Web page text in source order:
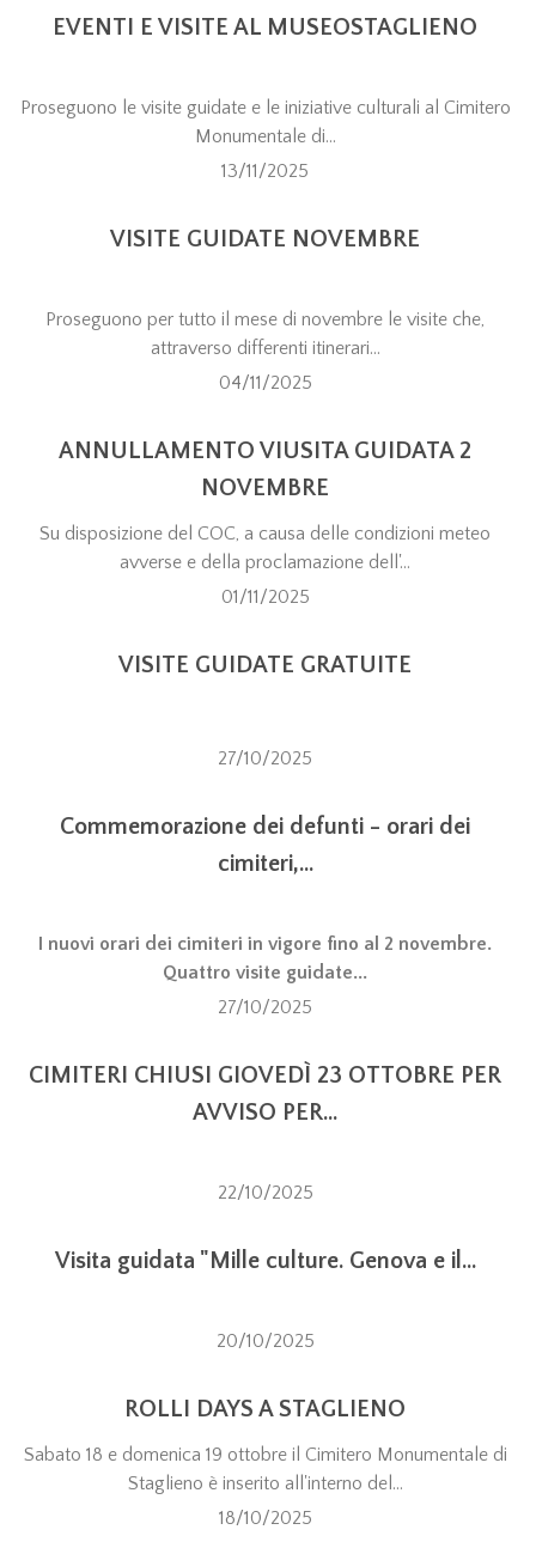
EVENTI E VISITE AL MUSEOSTAGLIENO
Proseguono le visite guidate e le iniziative culturali al Cimitero
Monumentale di...
13/11/2025
VISITE GUIDATE NOVEMBRE
Proseguono per tutto il mese di novembre le visite che,
attraverso differenti itinerari...
04/11/2025
ANNULLAMENTO VIUSITA GUIDATA 2
NOVEMBRE
Su disposizione del COC, a causa delle condizioni meteo
avverse e della proclamazione dell'...
01/11/2025
VISITE GUIDATE GRATUITE
27/10/2025
Commemorazione dei defunti - orari dei
cimiteri,...
I nuovi orari dei cimiteri in vigore fino al 2 novembre.
Quattro visite guidate...
27/10/2025
CIMITERI CHIUSI GIOVEDÌ 23 OTTOBRE PER
AVVISO PER...
22/10/2025
Visita guidata "Mille culture. Genova e il...
20/10/2025
ROLLI DAYS A STAGLIENO
Sabato 18 e domenica 19 ottobre il Cimitero Monumentale di
Staglieno è inserito all'interno del...
18/10/2025